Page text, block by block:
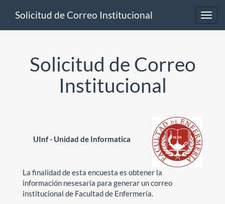
Solicitud de Correo Institucional
Solicitud de Correo
Institucional
UInf - Unidad de Informatica
La finalidad de esta encuesta es obtener la
información nesesaria para generar un correo
institucional de Facultad de Enfermería.